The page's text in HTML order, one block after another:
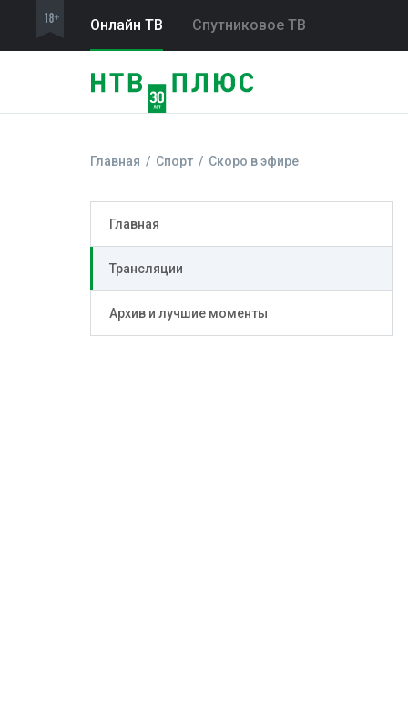
Онлайн ТВ Спутниковое ТВ
Главная Спорт Скоро в эфире
Главная
Трансляции
Архив и лучшие моменты